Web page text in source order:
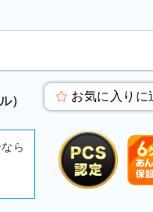
） お気に入りに
ら